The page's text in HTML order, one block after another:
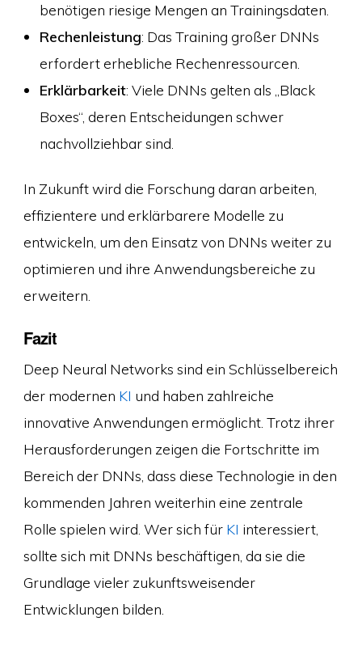
benötigen riesige Mengen an Trainingsdaten.
Rechenleistung: Das Training großer DNNs
erfordert erhebliche Rechenressourcen.
Erklärbarkeit: Viele DNNs gelten als „Black
Boxes“, deren Entscheidungen schwer
nachvollziehbar sind.
In Zukunft wird die Forschung daran arbeiten,
effizientere und erklärbarere Modelle zu
entwickeln, um den Einsatz von DNNs weiter zu
optimieren und ihre Anwendungsbereiche zu
erweitern.
Fazit
Deep Neural Networks sind ein Schlüsselbereich
der modernen KI und haben zahlreiche
innovative Anwendungen ermöglicht. Trotz ihrer
Herausforderungen zeigen die Fortschritte im
Bereich der DNNs, dass diese Technologie in den
kommenden Jahren weiterhin eine zentrale
Rolle spielen wird. Wer sich für KI interessiert,
sollte sich mit DNNs beschäftigen, da sie die
Grundlage vieler zukunftsweisender
Entwicklungen bilden.